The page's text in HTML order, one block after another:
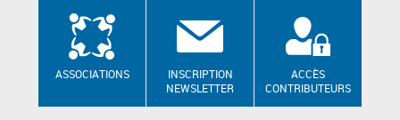
ASSOCIATIONS
INSCRIPTION
NEWSLETTER
ACCÈS
CONTRIBUTEURS